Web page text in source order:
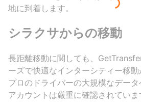
地に到着します。
シラクサからの移動
長距離移動に関しても、
ーズで快適なインターシティー移
プロのドライバーの大規模なデー
アカウントは厳重に確認されていま